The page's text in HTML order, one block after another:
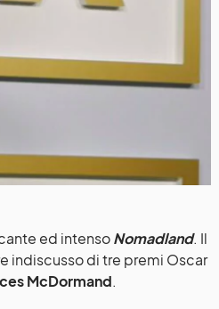
ed intensoNomadland. Il
indiscusso di tre premi Oscar
McDormand.